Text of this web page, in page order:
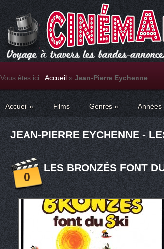
Vous êtes ici : Accueil » Jean-Pierre Eychenne
Accueil » Films Genres» Années
JEAN-PIERRE EYCHENNE -
0
LES BRONZÉS FONT